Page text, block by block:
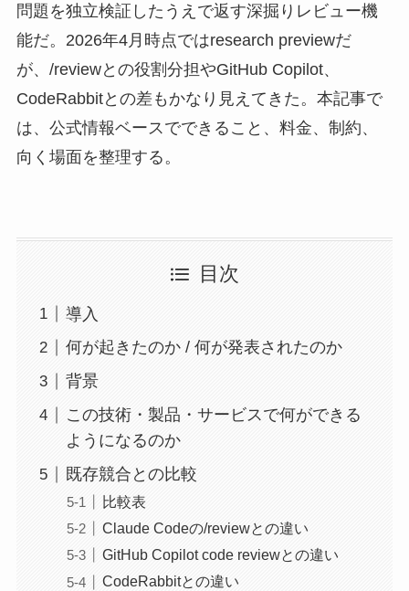
問題を独立検証したうえで返す深掘りレビュー機
能だ。2026年4月時点ではresearch previewだ
が、/reviewとの役割分担やGitHub Copilot、
CodeRabbitとの差もかなり見えてきた。本記事で
は、公式情報ベースでできること、料金、制約、
向く場面を整理する。
目次
導入
何が起きたのか / 何が発表されたのか
背景
この技術・製品・サービスで何ができる
ようになるのか
既存競合との比較
比較表
Claude Codeの/reviewとの違い
GitHub Copilot code reviewとの違い
CodeRabbitとの違い